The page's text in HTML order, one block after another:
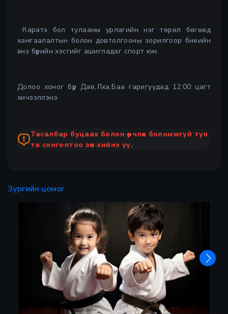
Каратэ бол тулааны урлагийн нэг төрөл бөгөөд
хамгаалалтын болон довтолгооны зорилгоор биеийн
янз бүрийн хэсгийг ашигладаг спорт юм.
Долоо хоног бүр Дав,Лха,Баа гаригуудад 12:00 цагт
хичээллэнэ.
Тасалбар буцаах болон өөрчлөх боломжгүй тул
та сонголтоо зөв хийнэ үү.
Зургийн цомог